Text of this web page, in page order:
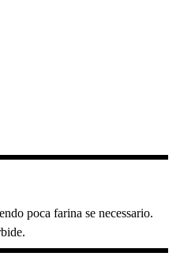
poca farina se necessario.